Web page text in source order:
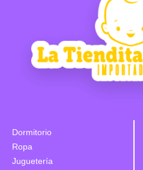
Dormitorio
Ropa
Juguetería